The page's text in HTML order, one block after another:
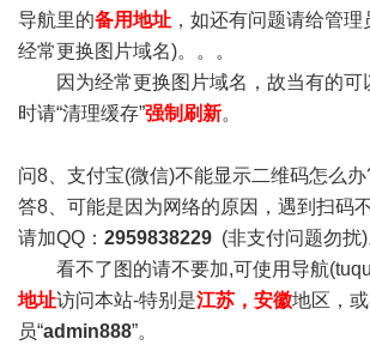
导航里的备用地址 ，如还有问题请给管
经常更换图片域名)。。。
因为经常更换图片域名，故当有的可
时请“清理缓存”强制刷新。
问8、支付宝(微信)不能显示二维码怎么办
答8、可能是因为网络的原因，遇到扫码
请加QQ： 2959838229 (非支付问题勿扰)
看不了图的请不要加,可使用导航
地址访问本站-特别是江苏，安徽地区，
员“admin888”。